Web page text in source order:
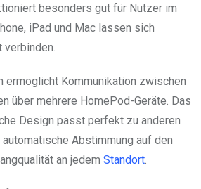
besonders gut für Nutzer im
iPad und Mac lassen sich
ermöglicht Kommunikation zwischen
über mehrere HomePod-Geräte. Das
Design passt perfekt zu anderen
Abstimmung auf den
an jedem Standort